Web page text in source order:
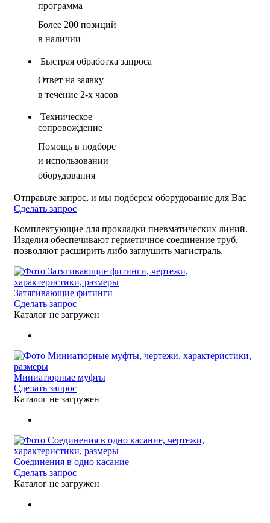
программа
Более 200 позиций
в наличии
Быстрая обработка запроса
Ответ на заявку
в течение 2-х часов
Техническое
сопровождение
Помощь в подборе
и использовании
оборудования
Отправьте запрос, и мы подберем оборудование для Вас
Сделать запрос
Комплектующие для прокладки пневматических линий.
Изделия обеспечивают герметичное соединение труб,
позволяют расширить либо заглушить магистраль.
Затягивающие фитинги
Сделать запрос
Каталог не загружен
Миниатюрные муфты
Сделать запрос
Каталог не загружен
Соединения в одно касание
Сделать запрос
Каталог не загружен